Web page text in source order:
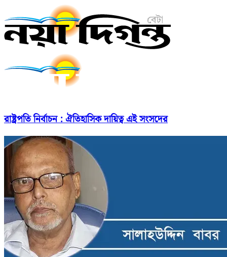
রাষ্ট্রপতি নির্বাচন : ঐতিহাসিক দায়িত্ব এই সংসদের